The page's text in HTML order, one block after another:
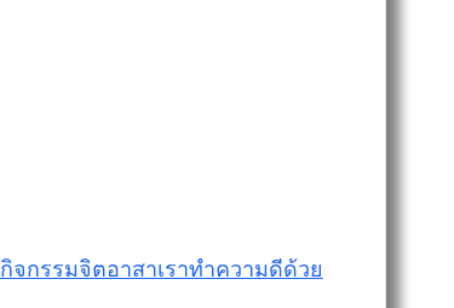
กิจกรรมจิตอาสาเราทำความดีด้วย